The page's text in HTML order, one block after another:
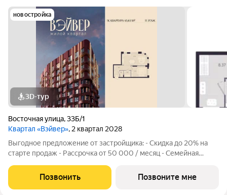
новостройка
3D-тур
Восточная улица,33Б/1
Квартал «Вэйвер», 2 квартал 2028
Выгодное предложение от застройщика: - Скидка до 20% на
старте продаж - Рассрочка от 50 000 / месяц - Семейная
1-комнатной квартиры в Жилом квартале Вэйвер от
Девелоперской компании Люди,
Позвонить Позвоните мне